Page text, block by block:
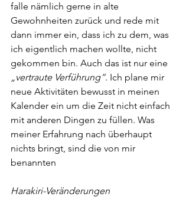
falle nämlich gerne in alte
Gewohnheiten zurück und rede mit
dann immer ein, dass ich zu dem, was
ich eigentlich machen wollte, nicht
gekommen bin. Auch das ist nur eine
„vertraute Verführung“. Ich plane mir
neue Aktivitäten bewusst in meinen
Kalender ein um die Zeit nicht einfach
mit anderen Dingen zu füllen. Was
meiner Erfahrung nach überhaupt
nichts bringt, sind die von mir
benannten
Harakiri-Veränderungen